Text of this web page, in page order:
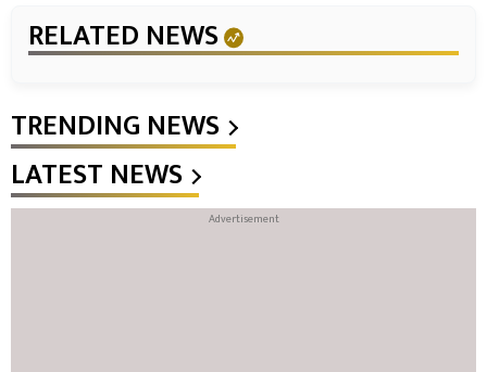
RELATED NEWS
TRENDING NEWS
LATEST NEWS